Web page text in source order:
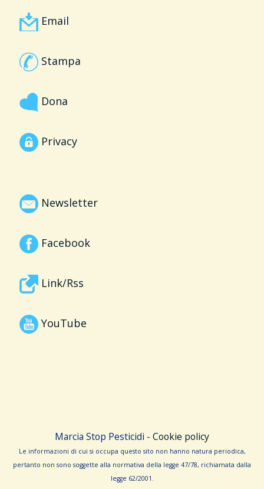
Email
Stampa
Dona
Privacy
Newsletter
Facebook
Link/Rss
YouTube
Marcia Stop Pesticidi - Cookie policy
Le informa­zioni di cui si occupa questo sito non hanno na­tura periodica,
pertanto non sono sog­gette alla normativa della legge 47/78, richiamata dalla
leg­ge 62/­2001.